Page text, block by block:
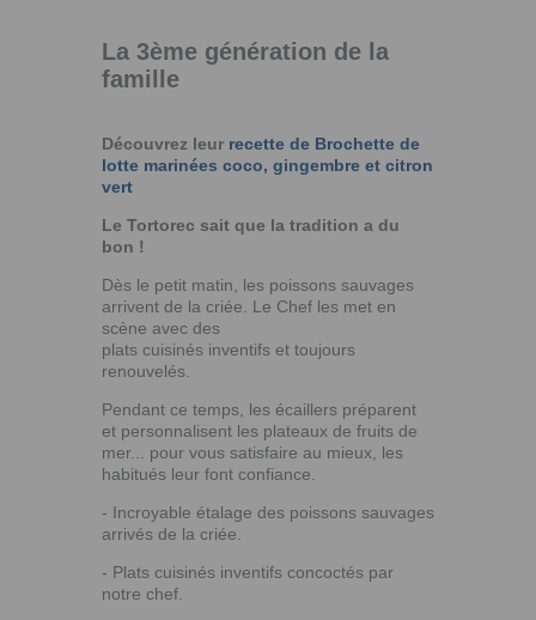
La 3ème génération de la
famille
Découvrez leur recette de Brochette de
lotte marinées coco, gingembre et citron
vert
Le Tortorec sait que la tradition a du
bon !
Dès le petit matin, les poissons sauvages
arrivent de la criée. Le Chef les met en
scène avec des
plats cuisinés inventifs et toujours
renouvelés.
Pendant ce temps, les écaillers préparent
et personnalisent les plateaux de fruits de
mer... pour vous satisfaire au mieux, les
habitués leur font confiance.
- Incroyable étalage des poissons sauvages
arrivés de la criée.
- Plats cuisinés inventifs concoctés par
notre chef.